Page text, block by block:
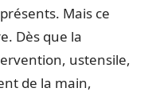
Mais ce
Dès que la
ustensile,
de la main,